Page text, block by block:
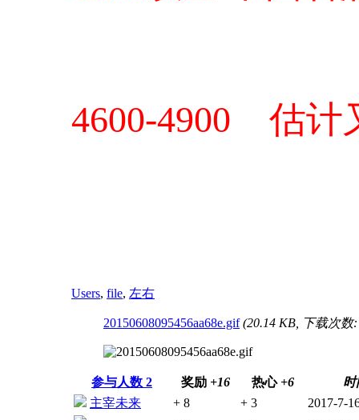
4600-4900 估计
Users, file, 左右
20150608095456aa68e.gif (20.14 KB, 下载次数:
参与人数 2 奖励 +16 热心 +6
时
主宰未来
+ 8 + 3 2017-7-